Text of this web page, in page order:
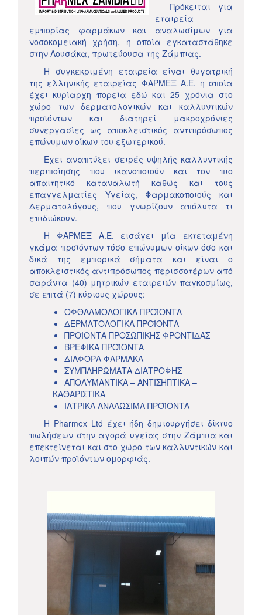
Πρόκειται για
εταιρεία
εμπορίας φαρμάκων και αναλωσίμων για
νοσοκομειακή χρήση, η οποία εγκαταστάθηκε
στην Λουσάκα, πρωτεύουσα της Ζάμπιας.
Η συγκεκριμένη εταιρεία είναι θυγατρική
της ελληνικής εταιρείας ΦΑΡΜΕΞ Α.Ε. η οποία
έχει κυρίαρχη πορεία εδώ και 25 χρόνια στο
χώρο των δερματολογικών και καλλυντικών
προϊόντων και διατηρεί μακροχρόνιες
συνεργασίες ως αποκλειστικός αντιπρόσωπος
επώνυμων οίκων του εξωτερικού.
Έχει αναπτύξει σειρές υψηλής καλλυντικής
περιποίησης που ικανοποιούν και τον πιο
απαιτητικό καταναλωτή καθώς και τους
επαγγελματίες Υγείας, Φαρμακοποιούς και
Δερματολόγους, που γνωρίζουν απόλυτα τι
επιδιώκουν.
Η ΦΑΡΜΕΞ Α.Ε. εισάγει μία εκτεταμένη
γκάμα προϊόντων τόσο επώνυμων οίκων όσο και
δικά της εμπορικά σήματα και είναι ο
αποκλειστικός αντιπρόσωπος περισσοτέρων από
σαράντα (40) μητρικών εταιρειών παγκοσμίως,
σε επτά (7) κύριους χώρους:
ΟΦΘΑΛΜΟΛΟΓΙΚΑ ΠΡΟΪΟΝΤΑ
ΔΕΡΜΑΤΟΛΟΓΙΚΑ ΠΡΟΪΟΝΤΑ
ΠΡΟΪΟΝΤΑ ΠΡΟΣΩΠΙΚΗΣ ΦΡΟΝΤΙΔΑΣ
ΒΡΕΦΙΚΑ ΠΡΟΪΟΝΤΑ
ΔΙΑΦΟΡΑ ΦΑΡΜΑΚΑ
ΣΥΜΠΛΗΡΩΜΑΤΑ ΔΙΑΤΡΟΦΗΣ
ΑΠΟΛΥΜΑΝΤΙΚΑ – ΑΝΤΙΣΗΠΤΙΚΑ –
ΚΑΘΑΡΙΣΤΙΚΑ
ΙΑΤΡΙΚΑ ΑΝΑΛΩΣΙΜΑ ΠΡΟΪΟΝΤΑ
Η Pharmex Ltd έχει ήδη δημιουργήσει δίκτυο
πωλήσεων στην αγορά υγείας στην Ζάμπια και
επεκτείνεται και στο χώρο των καλλυντικών και
λοιπών προϊόντων ομορφιάς.